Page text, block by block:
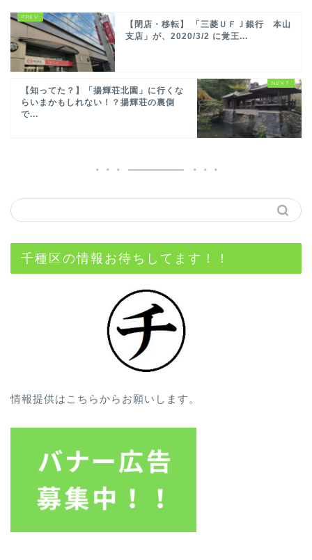
【閉店・移転】 「三菱ＵＦＪ銀行 本山
支店」が、2020/3/2 に覚王...
【知ってた？】「揚輝荘北園」に行くな
らいまかもしれない！？揚輝荘の裏側
で...
千種区の情報お待ちしてます！！
情報提供はこちらからお願いします。